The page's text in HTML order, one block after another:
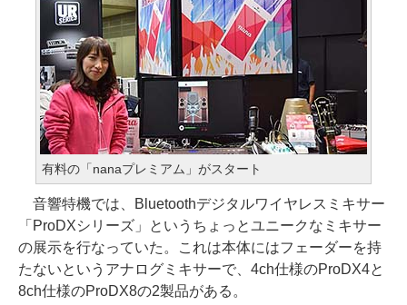
有料の「nanaプレミアム」がスタート
音響特機では、Bluetoothデジタルワイヤレスミキサー
「ProDXシリーズ」というちょっとユニークなミキサー
の展示を行なっていた。これは本体にはフェーダーを持
たないというアナログミキサーで、4ch仕様のProDX4と
8ch仕様のProDX8の2製品がある。